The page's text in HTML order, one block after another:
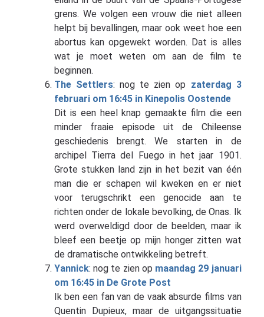
grens. We volgen een vrouw die niet alleen
helpt bij bevallingen, maar ook weet hoe een
abortus kan opgewekt worden. Dat is alles
wat je moet weten om aan de film te
beginnen.
The Settlers: nog te zien op zaterdag 3
februari om 16:45 in Kinepolis Oostende
Dit is een heel knap gemaakte film die een
minder fraaie episode uit de Chileense
geschiedenis brengt. We starten in de
archipel Tierra del Fuego in het jaar 1901.
Grote stukken land zijn in het bezit van één
man die er schapen wil kweken en er niet
voor terugschrikt een genocide aan te
richten onder de lokale bevolking, de Onas. Ik
werd overweldigd door de beelden, maar ik
bleef een beetje op mijn honger zitten wat
de dramatische ontwikkeling betreft.
Yannick: nog te zien op maandag 29 januari
om 16:45 in De Grote Post
Ik ben een fan van de vaak absurde films van
Quentin Dupieux, maar de uitgangssituatie